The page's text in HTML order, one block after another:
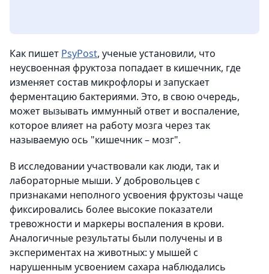
Как пишет PsyPost, ученые установили, что
неусвоенная фруктоза попадает в кишечник, где
изменяет состав микрофлоры и запускает
ферментацию бактериями. Это, в свою очередь,
может вызывать иммунный ответ и воспаление,
которое влияет на работу мозга через так
называемую ось "кишечник – мозг".
В исследовании участвовали как люди, так и
лабораторные мыши. У добровольцев с
признаками неполного усвоения фруктозы чаще
фиксировались более высокие показатели
тревожности и маркеры воспаления в крови.
Аналогичные результаты были получены и в
экспериментах на животных: у мышей с
нарушенным усвоением сахара наблюдались